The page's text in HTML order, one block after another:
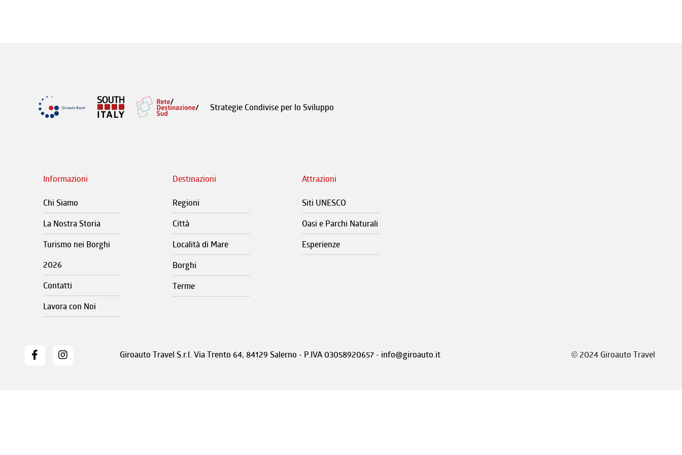
Strategie Condivise per lo Sviluppo
Informazioni
Chi Siamo
La Nostra Storia
Turismo nei Borghi
2026
Contatti
Lavora con Noi
Destinazioni
Regioni
Città
Località di Mare
Borghi
Terme
Attrazioni
Siti UNESCO
Oasi e Parchi Naturali
Esperienze
Giroauto Travel S.r.l. Via Trento 64, 84129 Salerno - P.IVA 03058920657 - info@giroauto.it ©2024 Giroauto Travel